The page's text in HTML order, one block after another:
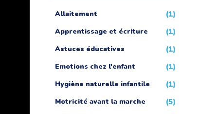
Allaitement (1)
Apprentissage et écriture (1)
Astuces éducatives (1)
Emotions chez l'enfant (1)
Hygiène naturelle infantile (1)
Motricité avant la marche (5)